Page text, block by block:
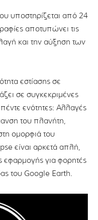
υποστηρίζεται από 24
αποτυπώνει τις
και την αύξηση των
εστίασης σε
σε συγκεκριμένες
πέντε ενότητες: Αλλαγές
του πλανήτη,
ομορφιά του
είναι αρκετά απλή,
εφαρμογής για φορητές
του Google Earth.